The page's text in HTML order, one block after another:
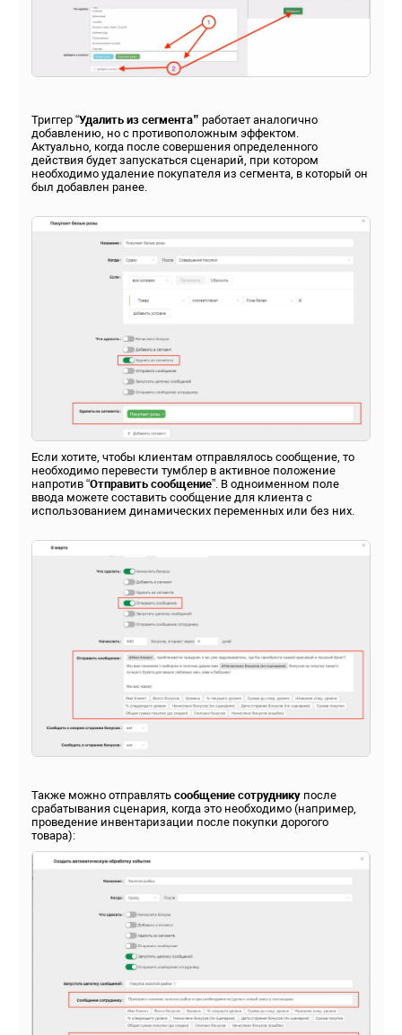
Триггер “Удалить из сегмента” работает аналогично
добавлению, но с противоположным эффектом.
Актуально, когда после совершения определенного
действия будет запускаться сценарий, при котором
необходимо удаление покупателя из сегмента, в который он
был добавлен ранее.
Если хотите, чтобы клиентам отправлялось сообщение, то
необходимо перевести тумблер в активное положение
напротив “Отправить сообщение”. В одноименном поле
ввода можете составить сообщение для клиента с
использованием динамических переменных или без них.
Также можно отправлять сообщение сотруднику после
срабатывания сценария, когда это необходимо (например,
проведение инвентаризации после покупки дорогого
товара):